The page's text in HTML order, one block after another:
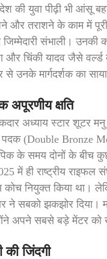
की युवा पीढ़ी भी आंसू
तराशने के काम में पूरी
संभाली। उनकी
और चिंकी यादव जैसे
से उनके मार्गदर्शक का
अपूरणीय क्षति
अध्याय स्टार शूटर
पदक (Double Bronze
के समय दोनों के बीच
में ही राष्ट्रीय
कोच नियुक्त किया
सबको झकझोर दिया।
अपने सबसे बड़े मेंटर को
जिंदगी